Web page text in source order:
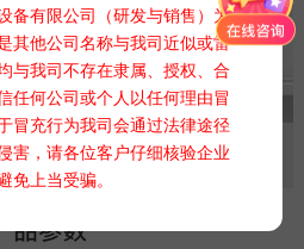
备有限公司（研发与销售）为
其他公司名称与我司近似或雷
与我司不存在隶属、授权、合
任何公司或个人以任何理由冒
冒充行为我司会通过法律途径
害，请各位客户仔细核验企业
免上当受骗。